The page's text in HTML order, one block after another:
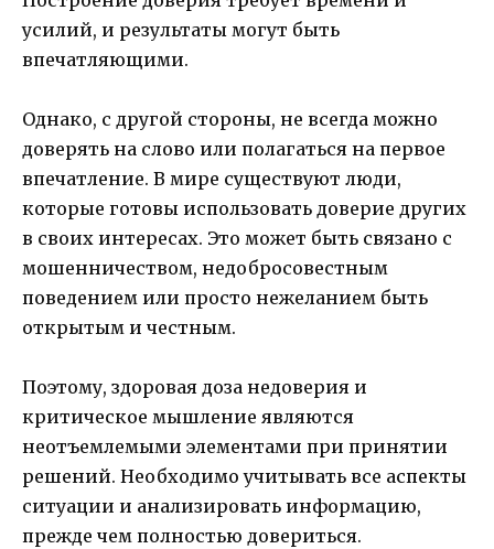
усилий, и результаты могут быть
впечатляющими.
Однако, с другой стороны, не всегда можно
доверять на слово или полагаться на первое
впечатление. В мире существуют люди,
которые готовы использовать доверие других
в своих интересах. Это может быть связано с
мошенничеством, недобросовестным
поведением или просто нежеланием быть
открытым и честным.
Поэтому, здоровая доза недоверия и
критическое мышление являются
неотъемлемыми элементами при принятии
решений. Необходимо учитывать все аспекты
ситуации и анализировать информацию,
прежде чем полностью довериться.